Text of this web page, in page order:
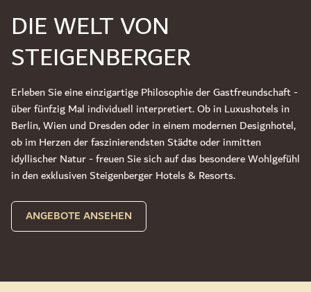
DIE WELT VON
STEIGENBERGER
Erleben Sie eine einzigartige Philosophie der Gastfreundschaft -
über fünfzig Mal individuell interpretiert. Ob in Luxushotels in
Berlin, Wien und Dresden oder in einem modernen Designhotel,
ob im Herzen der faszinierendsten Städte oder inmitten
idyllischer Natur - freuen Sie sich auf das besondere Wohlgefühl
in den exklusiven Steigenberger Hotels & Resorts.
ANGEBOTE ANSEHEN